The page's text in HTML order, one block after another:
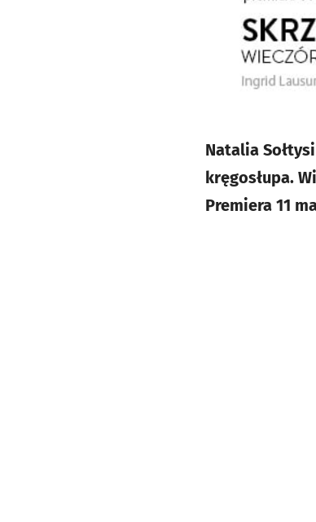
Natalia
kręgosłupa.
Premiera 11